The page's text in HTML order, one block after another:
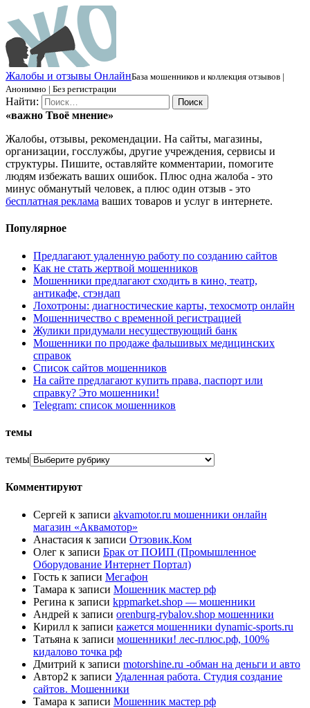
Жалобы и отзывы ОнлайнБаза мошенников и коллекция отзывов |
Анонимно | Без регистрации
Найти:
«важно Твоё мнение»
Жалобы, отзывы, рекомендации. На сайты, магазины,
организации, госслужбы, другие учреждения, сервисы и
структуры. Пишите, оставляйте комментарии, помогите
людям избежать ваших ошибок. Плюс одна жалоба - это
минус обманутый человек, а плюс один отзыв - это
бесплатная реклама ваших товаров и услуг в интернете.
Популярное
Предлагают удаленную работу по созданию сайтов
Как не стать жертвой мошенников
Мошенники предлагают сходить в кино, театр,
антикафе, стэндап
Лохотроны: диагностические карты, техосмотр онлайн
Мошенничество с временной регистрацией
Жулики придумали несуществующий банк
Мошенники по продаже фальшивых медицинских
справок
Список сайтов мошенников
На сайте предлагают купить права, паспорт или
справку? Это мошенники!
Telegram: список мошенников
темы
темы
Комментируют
Сергей к записи akvamotor.ru мошенники онлайн
магазин «Аквамотор»
Анастасия к записи Отзовик.Ком
Олег к записи Брак от ПОИП (Промышленное
Оборудование Интернет Портал)
Гость к записи Мегафон
Тамара к записи Мошенник мастер рф
Регина к записи kppmarket.shop — мошенники
Андрей к записи orenburg-rybalov.shop мошенники
Кирилл к записи кажется мошенники dynamic-sports.ru
Татьяна к записи мошенники! лес-плюс.рф, 100%
кидалово точка рф
Дмитрий к записи motorshine.ru -обман на деньги и авто
Автор2 к записи Удаленная работа. Студия создание
сайтов. Мошенники
Тамара к записи Мошенник мастер рф